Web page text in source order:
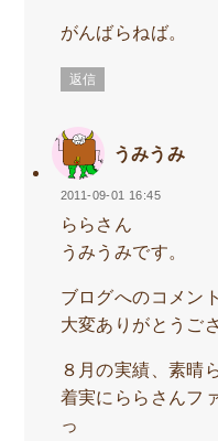
がんばらねば。
返信
うみうみ
2011-09-01 16:45
ららさん
うみうみです。
ブログへのコメント
大変ありがとうご
８月の実績、素晴
着実にららさんフ
っ